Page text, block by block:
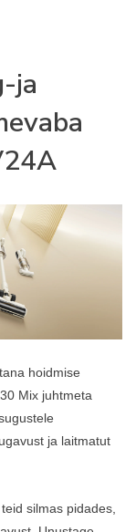
ja
hoidmise
Mix juhtmeta
ja laitmatut
silmas pidades,